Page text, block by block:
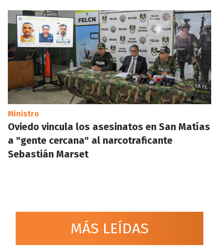
Ministro
Oviedo vincula los asesinatos en San Matías
a "gente cercana" al narcotraficante
Sebastián Marset
MÁS LEÍDAS